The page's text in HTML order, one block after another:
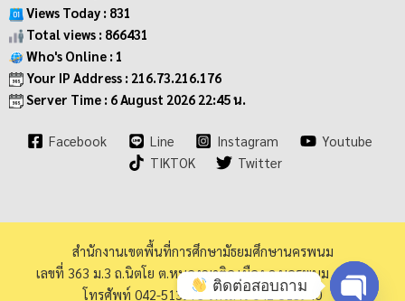
Views Today : 831
Total views : 866431
Who's Online : 1
Your IP Address : 216.73.216.176
Server Time : 6 August 2026 22:45 น.
Facebook Line Instagram
Youtube
TIKTOK
Twitter
สำนักงานเขตพื้นที่การศึกษามัธยมศึกษานครพนม
เลขที่ 363 ม.3 ถ.นิตโย ต.หนองญาติอ.เมือง จ.นครพนม 48000
โทรศัพท์ 042-513973 โทรสาร 042-513940
ติดต่อสอบถาม